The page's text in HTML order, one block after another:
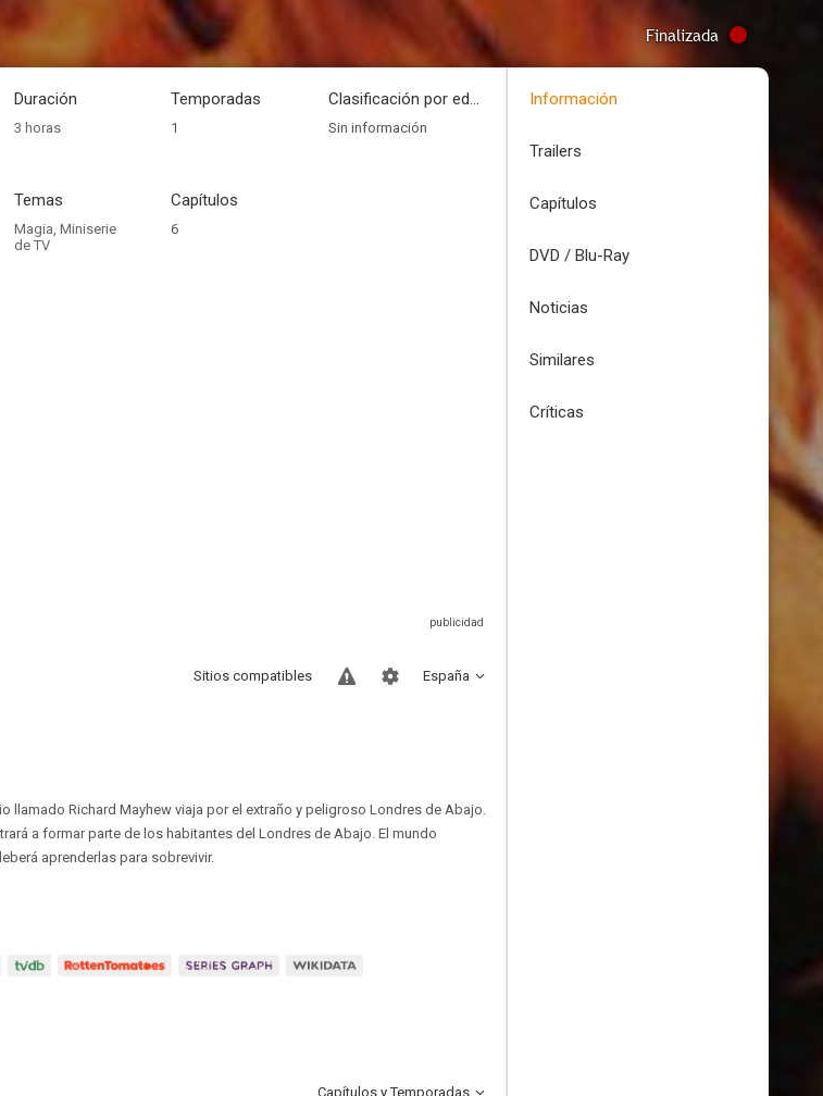
Finalizada
Duración
3 horas
Temporadas
1
Clasificación por edades
Sin información
Temas
Magia, Miniserie
de TV
Capítulos
6
España
Sitios compatibles
llamado Richard Mayhew viaja por el extraño y peligroso Londres de Abajo.
a formar parte de los habitantes del Londres de Abajo. El mundo
aprenderlas para sobrevivir.
Capítulos y Temporadas
Información
Trailers
Capítulos
DVD / Blu-Ray
Noticias
Similares
Críticas